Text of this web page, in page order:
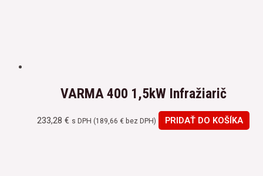
VARMA 400 1,5kW Infražiarič
233,28€ s DPH (189,66€ bez DPH) PRIDAŤ DO KOŠÍKA